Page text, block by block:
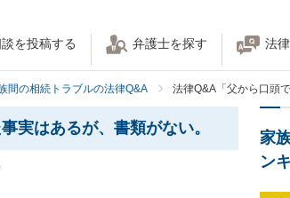
を投稿する 弁護士を探す 法
間の相続トラブルの法律Q&A 法律Q&A「父から口頭
実はあるが、書類がない。
家
ン